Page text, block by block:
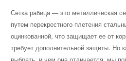
Сетка рабица — это металлическая
путем перекрестного плетения
оцинкованной, что защищает ее от
требует дополнительной защиты. Но